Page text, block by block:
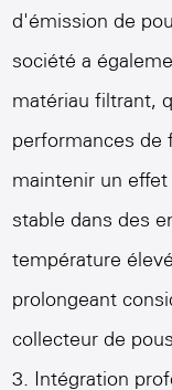
d'émission de
société a
matériau filtrant,
performances de
maintenir un
stable dans des
température
prolongeant
collecteur de
3. Intégration